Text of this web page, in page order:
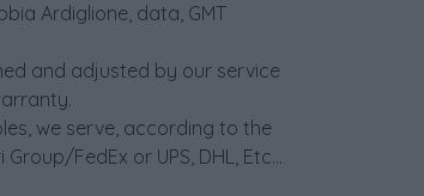
Ardiglione, data, GMT
and adjusted by our service
we serve, according to the
FedEx or UPS, DHL, Etc...